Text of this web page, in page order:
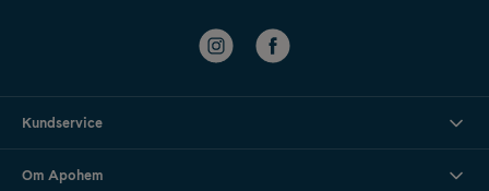
Kundservice
Om Apohem